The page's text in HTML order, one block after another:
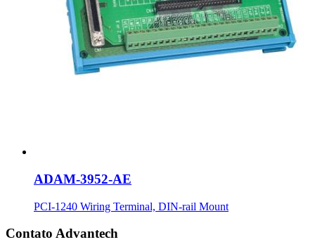
ADAM-3952-AE
PCI-1240 Wiring Terminal, DIN-rail Mount
Contato Advantech